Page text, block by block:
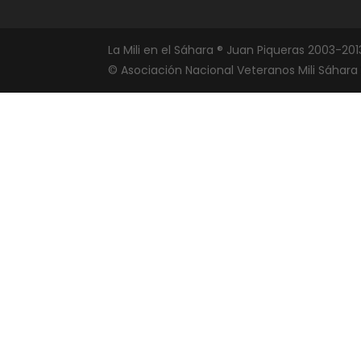
La Mili en el Sáhara ® Juan Piqueras 2003-
© Asociación Nacional Veteranos Mili Sáhara